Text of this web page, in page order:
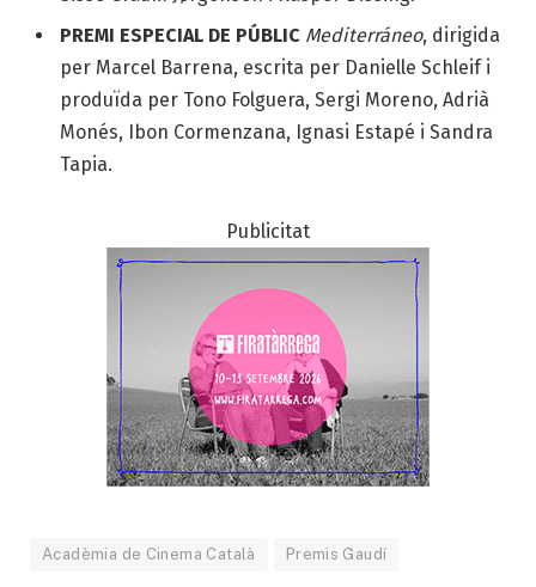
PREMI ESPECIAL DE PÚBLIC Mediterráneo, dirigida
per Marcel Barrena, escrita per Danielle Schleif i
produïda per Tono Folguera, Sergi Moreno, Adrià
Monés, Ibon Cormenzana, Ignasi Estapé i Sandra
Tapia.
Publicitat
Acadèmia de Cinema Català Premis Gaudí